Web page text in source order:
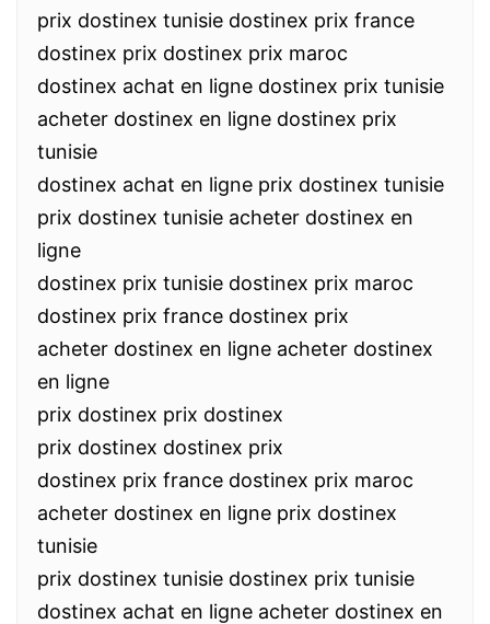
prix dostinex tunisie dostinex prix france
dostinex prix dostinex prix maroc
dostinex achat en ligne dostinex prix tunisie
acheter dostinex en ligne dostinex prix
tunisie
dostinex achat en ligne prix dostinex tunisie
prix dostinex tunisie acheter dostinex en
ligne
dostinex prix tunisie dostinex prix maroc
dostinex prix france dostinex prix
acheter dostinex en ligne acheter dostinex
en ligne
prix dostinex prix dostinex
prix dostinex dostinex prix
dostinex prix france dostinex prix maroc
acheter dostinex en ligne prix dostinex
tunisie
prix dostinex tunisie dostinex prix tunisie
dostinex achat en ligne acheter dostinex en